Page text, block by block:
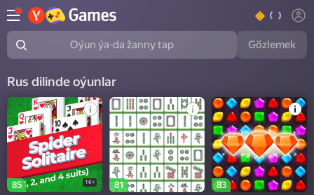
Oýun ýa-da žanny tap Gözlemek
Rus dilinde oýunlar
85 16+
81
83